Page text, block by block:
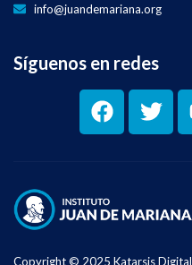
info@juandemariana.org
Síguenos en redes
Copyright © 2025 Katarsis Digital